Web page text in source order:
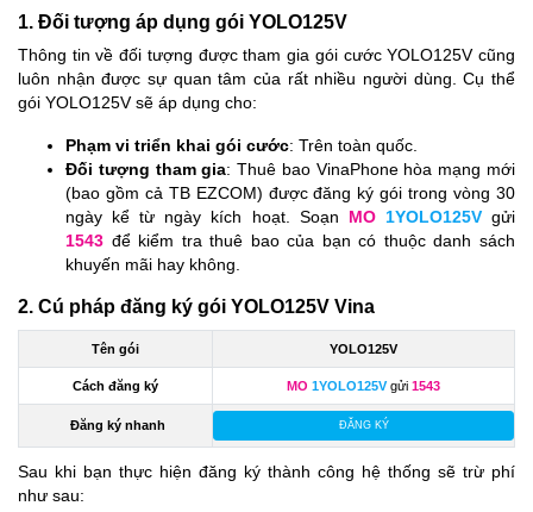
1. Đối tượng áp dụng gói YOLO125V
Thông tin về đối tượng được tham gia gói cước YOLO125V cũng
luôn nhận được sự quan tâm của rất nhiều người dùng. Cụ thể
gói YOLO125V sẽ áp dụng cho:
Phạm vi triển khai gói cước: Trên toàn quốc.
Đối tượng tham gia: Thuê bao VinaPhone hòa mạng mới
(bao gồm cả TB EZCOM) được đăng ký gói trong vòng 30
ngày kể từ ngày kích hoạt. Soạn MO 1YOLO125Vgửi
1543 để kiểm tra thuê bao của bạn có thuộc danh sách
khuyến mãi hay không.
2. Cú pháp đăng ký gói YOLO125V Vina
Tên gói YOLO125V
Cách đăng ký MO 1YOLO125Vgửi 1543
Đăng ký nhanh ĐĂNG KÝ
Sau khi bạn thực hiện đăng ký thành công hệ thống sẽ trừ phí
như sau: